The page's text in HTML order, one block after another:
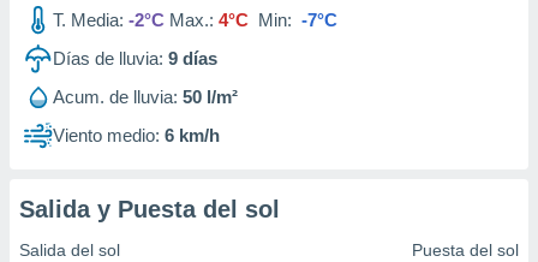
T. Media: -2°C Max.: 4°C Min: -7°C
Días de lluvia: 9 días
Acum. de lluvia: 50 l/m²
Viento medio: 6 km/h
Salida y Puesta del sol
Salida del sol Puesta del sol